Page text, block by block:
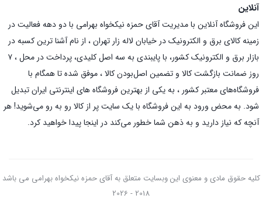
آنلاین
این فروشگاه آنلاین با مدیریت آقای حمزه نیکخواه بهرامی با دو دهه فعالیت در
زمینه کالای برق و الکترونیک در خیابان لاله زار تهران ، از نام آشنا ترین کسبه در
بازار برق و الکترونیک کشور، با پایبندی به سه اصل کلیدی، پرداخت در محل ، ۷
روز ضمانت بازگشت کالا و تضمین اصل‌بودن کالا ، موفق شده تا همگام با
فروشگاه‌های معتبر کشور ، به یکی از بهترین فروشگاه های اینترنتی ایران تبدیل
شود. به محض ورود به این فروشگاه با یک سایت پر از کالا رو به رو می‌شوید! هر
آنچه که نیاز دارید و به ذهن شما خطور می‌کند در اینجا پیدا خواهید کرد.
کلیه حقوق مادی و معنوی این وبسایت متعلق به آقای حمزه نیکخواه بهرامی می باشد
2018 - 2026